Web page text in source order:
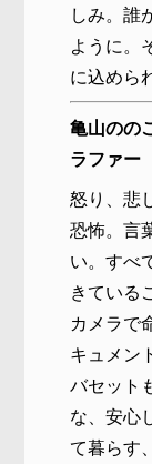
しみ。誰
ように。
に込めら
亀山のの
ラファー
怒り、悲
恐怖。言
い。すべ
きている
カメラで
キュメン
バセット
な、安心
て暮らす